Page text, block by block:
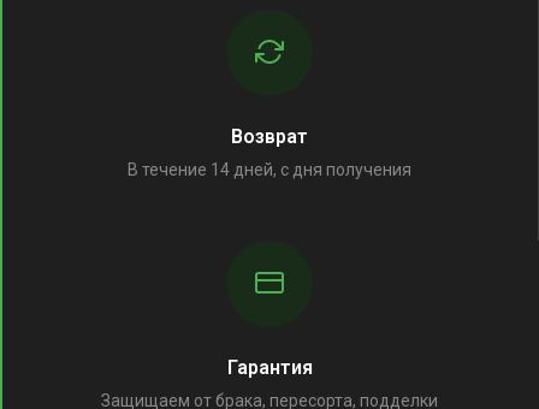
Возврат
В течение 14 дней, с дня получения
Гарантия
Защищаем от брака, пересорта, подделки